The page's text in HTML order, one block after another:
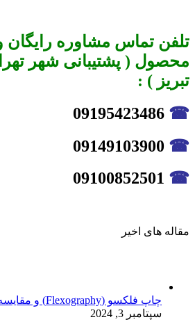
تلفن تماس مشاوره
محصول ( پشتیبانی شهر
تبریز ) :
☎
☎
☎
مقاله های اخیر
چاپ فلکسو (Flexography) و مقایسه با انواع چاپ | ق
سپتامبر 3, 2024